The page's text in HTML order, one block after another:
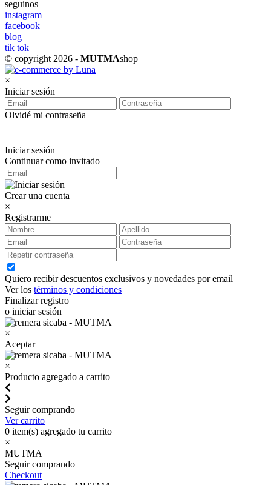
seguinos
instagram
facebook
blog
tik tok
© copyright 2026 - MUTMAshop
×
Iniciar sesión
Olvidé mi contraseña
Iniciar sesión
Continuar como invitado
Crear una cuenta
×
Registrarme
Quiero recibir descuentos exclusivos y novedades por email
Ver los términos y condiciones
Finalizar registro
o iniciar sesión
×
Aceptar
×
Producto agregado a carrito
Seguir comprando
Ver carrito
0 item(s) agregado tu carrito
×
MUTMA
Seguir comprando
Checkout